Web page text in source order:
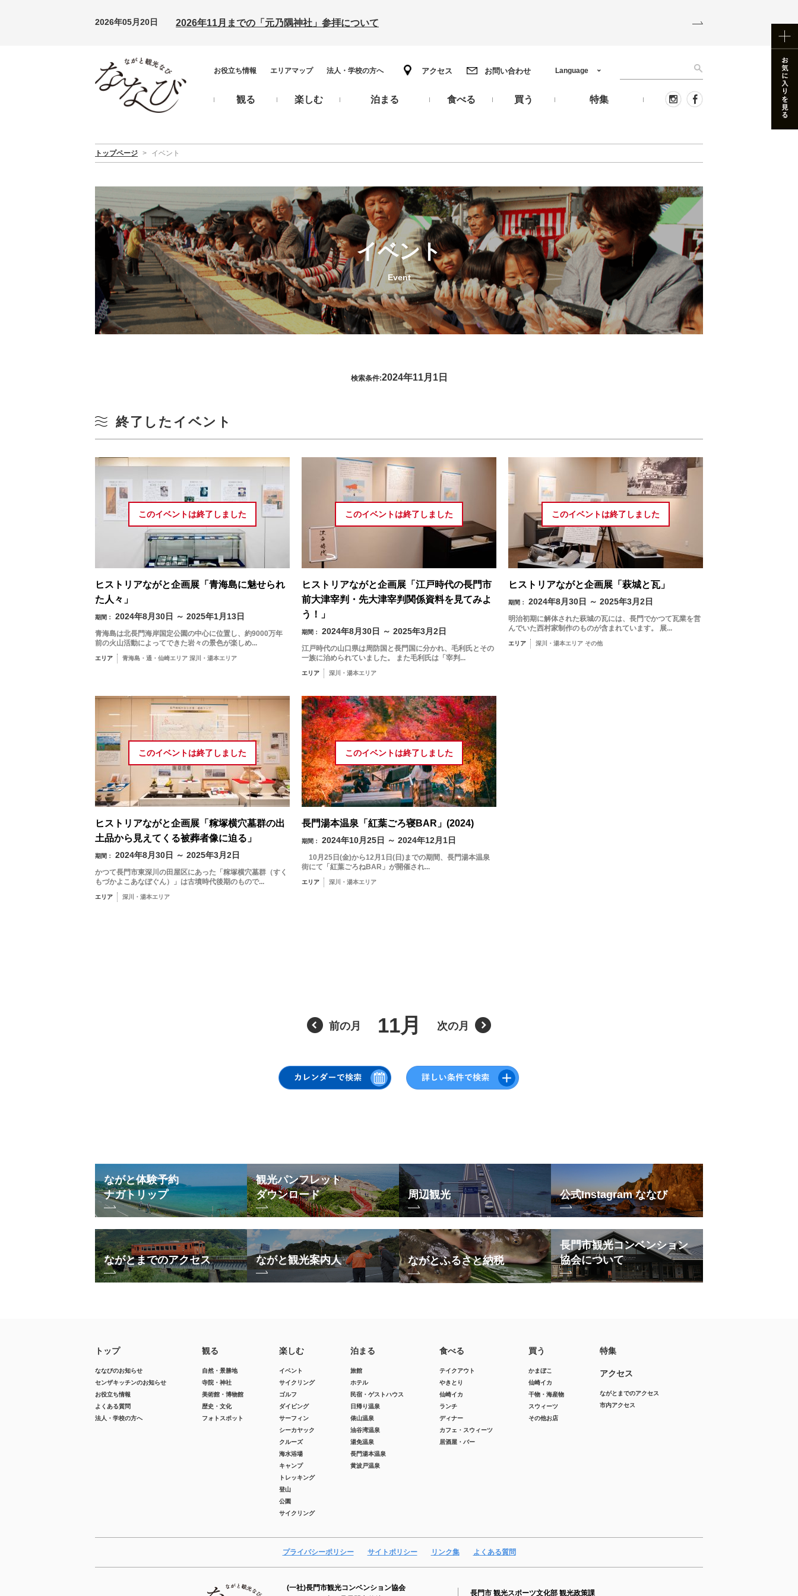
2026年05月20日 2026年11月までの「元乃隅神社」参拝について
お役立ち情報 エリアマップ 法人・学校の方へ アクセス お問い合わせ
観る 楽しむ 泊まる 食べる 買う 特集
Language
トップページ > イベント
イベント
Event
検索条件:2024年11月1日
終了したイベント
このイベントは終了しました
ヒストリアながと企画展「青海島に魅せられ
た人々」
期間： 2024年8月30日 ～ 2025年1月13日
青海島は北長門海岸国定公園の中心に位置し、約9000万年
前の火山活動によってできた岩々の景色が楽しめ...
エリア 青海島・通・仙崎エリア 深川・湯本エリア
このイベントは終了しました
ヒストリアながと企画展「江戸時代の長門市
前大津宰判・先大津宰判関係資料を見てみよ
う！」
期間： 2024年8月30日 ～ 2025年3月2日
江戸時代の山口県は周防国と長門国に分かれ、毛利氏とその
一族に治められていました。 また毛利氏は「宰判...
エリア 深川・湯本エリア
このイベントは終了しました
ヒストリアながと企画展「萩城と瓦」
期間： 2024年8月30日 ～ 2025年3月2日
明治初期に解体された萩城の瓦には、長門でかつて瓦業を営
んでいた西村家制作のものが含まれています。 展...
エリア 深川・湯本エリア その他
このイベントは終了しました
ヒストリアながと企画展「糘塚横穴墓群の出
土品から見えてくる被葬者像に迫る」
期間： 2024年8月30日 ～ 2025年3月2日
かつて長門市東深川の田屋区にあった「糘塚横穴墓群（すく
もづかよこあなぼぐん）」は古墳時代後期のもので...
エリア 深川・湯本エリア
このイベントは終了しました
長門湯本温泉「紅葉ごろ寝BAR」(2024)
期間： 2024年10月25日 ～ 2024年12月1日
10月25日(金)から12月1日(日)までの期間、長門湯本温泉
街にて「紅葉ごろねBAR」が開催され...
エリア 深川・湯本エリア
前の月 次の月
11月
8月
月 火 水 木 金 土
10 11 12 13 14
17
季節から検索 by Season
春
夏
秋
冬
エリアから検索
ながと体験予約
ナガトリップ
観光パンフレット
ダウンロード
周辺観光 公式Instagram ななび
ながとまでのアクセス ながと観光案内人 ながとふるさと納税
長門市観光コンベンション
協会について
トップ
ななびのお知らせ
センザキッチンのお知らせ
お役立ち情報
よくある質問
法人・学校の方へ
観る
自然・景勝地
寺院・神社
美術館・博物館
歴史・文化
フォトスポット
楽しむ
イベント
サイクリング
ゴルフ
ダイビング
サーフィン
シーカヤック
クルーズ
海水浴場
キャンプ
トレッキング
登山
公園
サイクリング
泊まる
旅館
ホテル
民宿・ゲストハウス
日帰り温泉
俵山温泉
油谷湾温泉
湯免温泉
長門湯本温泉
黄波戸温泉
食べる
テイクアウト
やきとり
仙崎イカ
ランチ
ディナー
カフェ・スウィーツ
居酒屋・バー
買う
かまぼこ
仙崎イカ
干物・海産物
スウィーツ
その他お店
特集
アクセス
ながとまでのアクセス
市内アクセス
プライバシーポリシー サイトポリシー リンク集 よくある質問
(一社)長門市観光コンベンション協会
長門市 観光スポーツ文化部 観光政策課